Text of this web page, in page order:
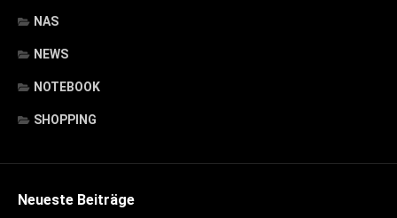
NAS
NEWS
NOTEBOOK
SHOPPING
Neueste Beiträge